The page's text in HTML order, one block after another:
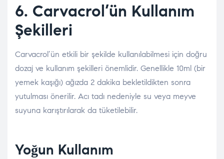
6. Carvacrol’ün Kullanım
Şekilleri
Carvacrol’ün etkili bir şekilde kullanılabilmesi için doğru
dozaj ve kullanım şekilleri önemlidir. Genellikle 10ml (bir
yemek kaşığı) ağızda 2 dakika bekletildikten sonra
yutulması önerilir. Acı tadı nedeniyle su veya meyve
suyuna karıştırılarak da tüketilebilir.
Yoğun Kullanım